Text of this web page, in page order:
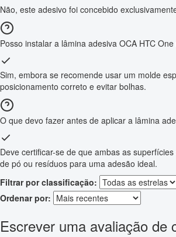
Não, este adesivo foi concebido
Posso instalar a lâmina adesiva OCA HTC
Sim, embora se recomende usar um molde
posicionamento correto e evitar bolhas.
O que devo fazer antes de aplicar a lâmina
Deve certificar-se de que ambas as
de pó ou resíduos para uma adesão ideal.
Filtrar por classificação:
Ordenar por:
Escrever uma avaliação de